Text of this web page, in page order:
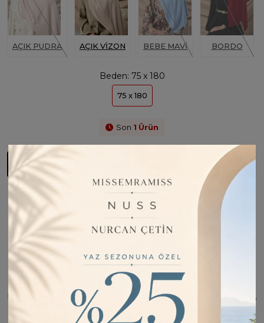
AÇIK PUDRA AÇIK VİZON BEBE MAVİ BORDO
Beden: 75 x 180
75 x 180
Son 1 Ürün
Sepete Ekle
Fiyatı Düşünce Haber Ver
Barkod:
8682091334381
Kargo Bilgisi: 1 iş günü içinde kargoda
İade Bilgisi:
Bu Ürünü Paylaş
ÜRÜN BILGISI